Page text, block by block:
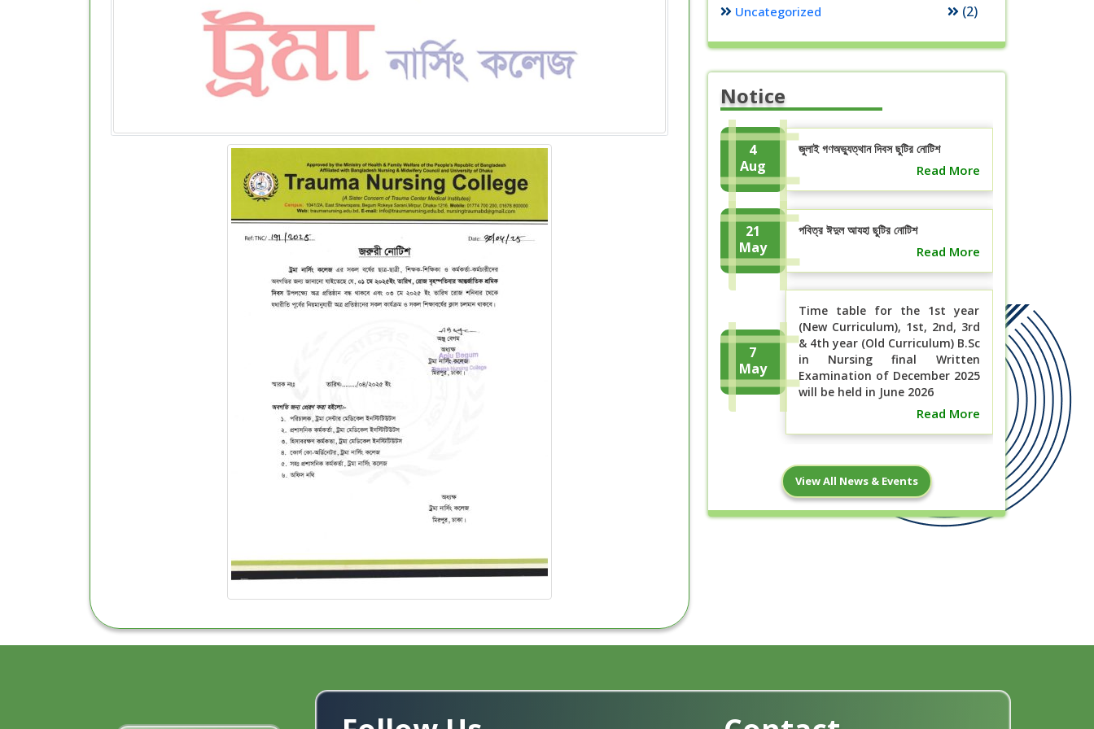
Uncategorized (2)
Notice
4
Aug
জুলাই গণঅভ্যুত্থান দিবস ছুটির নোটিশ
Read More
21
May
পবিত্র ঈদুল আযহা ছুটির নোটিশ
Read More
7
May
Time table for the 1st year
(New Curriculum), 1st, 2nd, 3rd
& 4th year (Old Curriculum) B.Sc
in Nursing final Written
Examination of December 2025
will be held in June 2026
Read More
বিএসসি ইন নার্সিং ১ম বর্ষ (নতুন কারিকুলাম), ১ম,
২য়, ৩য় ও ৪র্থ বর্ষ (পুরাতন ...
Read More
Read More
View All News & Events